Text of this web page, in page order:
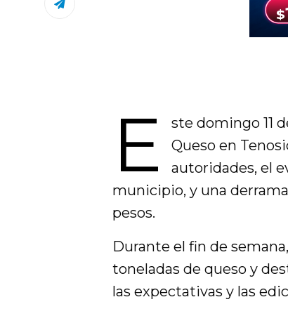
E
ste domingo 11
Queso en
autoridades, el
municipio, y una
pesos.
Durante el fin de
toneladas de queso y
las expectativas y las